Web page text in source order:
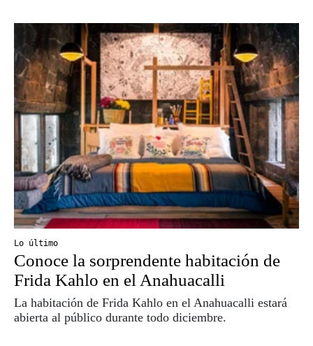
Lo último
Conoce la sorprendente habitación de
Frida Kahlo en el Anahuacalli
La habitación de Frida Kahlo en el Anahuacalli estará
abierta al público durante todo diciembre.